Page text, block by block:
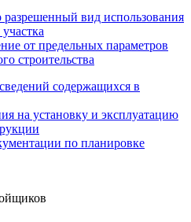
разрешенный вид использования
от предельных параметров
строительства
содержащихся в
на установку и эксплуатацию
по планировке